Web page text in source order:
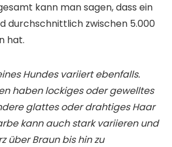
kann man sagen, dass ein
durchschnittlich zwischen 5.000
hat.
Hundes variiert ebenfalls.
haben lockiges oder gewelltes
glattes oder drahtiges Haar
kann auch stark variieren und
über Braun bis hin zu